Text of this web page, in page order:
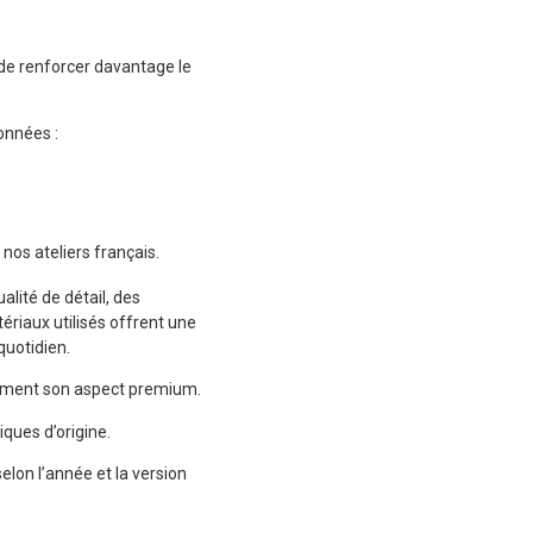
renforcer davantage le
:
ateliers français.
de détail, des
utilisés offrent une
son aspect premium.
d’origine.
l’année et la version